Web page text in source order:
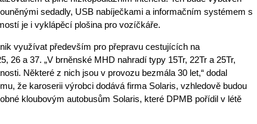
sedadly, USB nabíječkami a informačním systémem s
je i vyklápěcí plošina pro vozíčkáře.
využívat především pro přepravu cestujících na
26 a 37. „V brněnské MHD nahradí typy 15Tr, 22Tr a 25Tr,
Některé z nich jsou v provozu bezmála 30 let,“ dodal
že karoserii výrobci dodává firma Solaris, vzhledově budou
kloubovým autobusům Solaris, které DPMB pořídil v létě